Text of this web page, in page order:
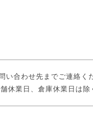
合わせ先までご連絡く
業日、倉庫休業日は除